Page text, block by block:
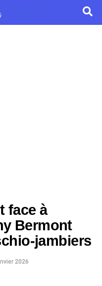
face à
Bermont
jambiers
2026